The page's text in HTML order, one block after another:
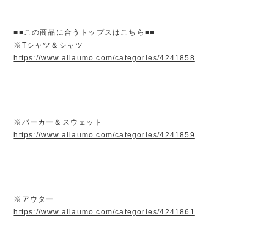
----------------------------------------------------------
■■この商品に合うトップスはこちら■■
※Tシャツ＆シャツ
https://www.allaumo.com/categories/4241858
※パーカー＆スウェット
https://www.allaumo.com/categories/4241859
※アウター
https://www.allaumo.com/categories/4241861